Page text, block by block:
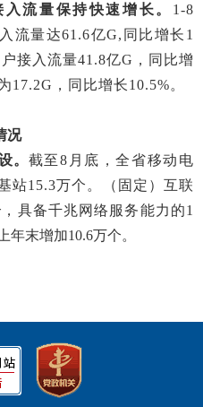
入流量保持快速增长。 1-8
流量达61.6亿G, 同比增长 1
接入流量41.8亿G ，同比增
17.2G， 同比增长10.5%。
况
。 截至8 月底，全省移动电
站15.3万个。
（固定）互联
，具备千兆网络服务能力的1
年末增加10.6万个。